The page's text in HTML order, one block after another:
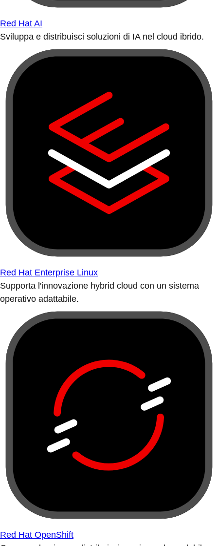
Red Hat AI
Sviluppa e distribuisci soluzioni di IA nel cloud ibrido.
Red Hat Enterprise Linux
Supporta l'innovazione hybrid cloud con un sistema
operativo adattabile.
Red Hat OpenShift